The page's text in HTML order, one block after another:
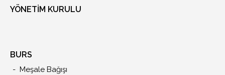
YÖNETIM KURULU
BURS
Meşale Bağışı